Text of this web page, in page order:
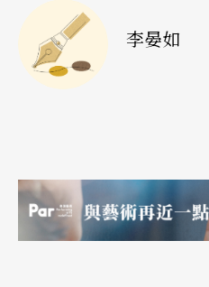
挨學長打的生活。由於個
功，國二時，已經成為主
九五年，盛鑑正式進入國
年的職業劇團生活。
李晏如